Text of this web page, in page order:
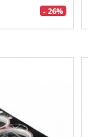
- 26%